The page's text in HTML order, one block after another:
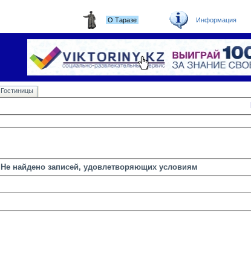
О Таразе Информация
Гостиницы
Не найдено записей, удовлетворяющих условиям